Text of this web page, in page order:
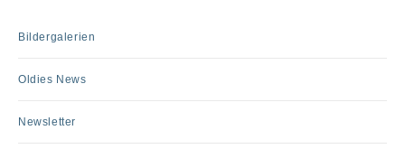
Bildergalerien
Oldies News
Newsletter